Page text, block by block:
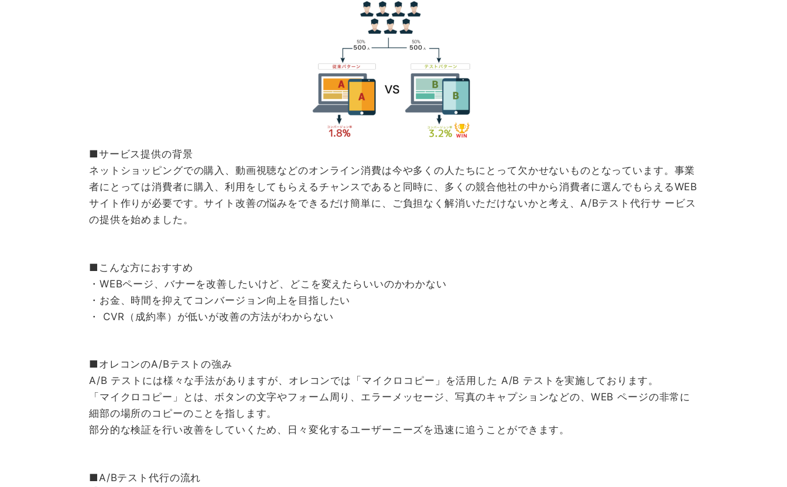
■サービス提供の背景
ネットショッピングでの購入、動画視聴などのオンライン消費は今や多くの人たちにとって欠かせないものとなっています。事業
者にとっては消費者に購入、利用をしてもらえるチャンスであると同時に、多くの競合他社の中から消費者に選んでもらえるWEB
サイト作りが必要です。サイト改善の悩みをできるだけ簡単に、ご負担なく解消いただけないかと考え、A/Bテスト代行サ ービス
の提供を始めました。
■こんな方におすすめ
・WEBページ、バナーを改善したいけど、どこを変えたらいいのかわかない
・お金、時間を抑えてコンバージョン向上を目指したい
・ CVR（成約率）が低いが改善の方法がわからない
■オレコンのA/Bテストの強み
A/B テストには様々な手法がありますが、オレコンでは「マイクロコピー」を活用した A/B テストを実施しております。
「マイクロコピー」とは、ボタンの文字やフォーム周り、エラーメッセージ、写真のキャプションなどの、WEB ページの非常に
細部の場所のコピーのことを指します。
部分的な検証を行い改善をしていくため、日々変化するユーザーニーズを迅速に追うことができます。
■A/Bテスト代行の流れ